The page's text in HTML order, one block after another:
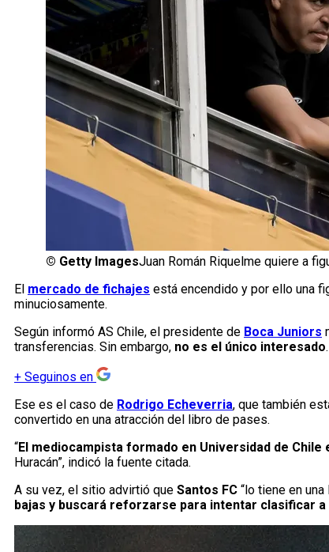
© Getty ImagesJuan Román Riquelme quiere a
El mercado de fichajes está encendido y por ello una
minuciosamente.
Según informó AS Chile, el presidente de Boca Juniors
transferencias. Sin embargo, no es el único interesado.
+ Seguinos en
Ese es el caso de Rodrigo Echeverria, que también
convertido en una atracción del libro de pases.
“El mediocampista formado en Universidad de Chile
Huracán”, indicó la fuente citada.
A su vez, el sitio advirtió que Santos FC “lo tiene en
bajas y buscará reforzarse para intentar clasificar